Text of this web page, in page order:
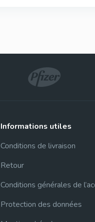
informations utiles
Conditions de livraison
Retour
Conditions générales de
Protection des données